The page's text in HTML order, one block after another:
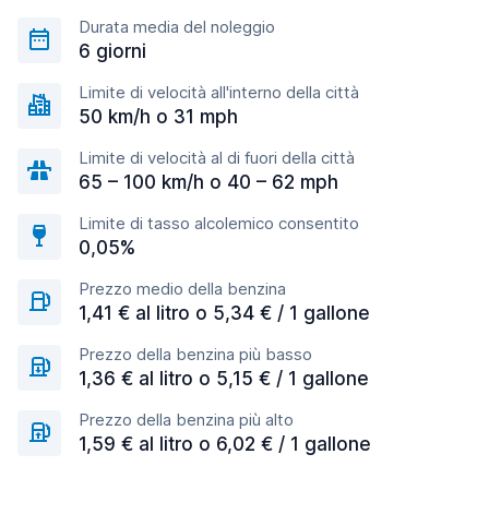
Durata media del noleggio
6 giorni
Limite di velocità all'interno della città
50 km/h o 31 mph
Limite di velocità al di fuori della città
65 – 100 km/h o 40 – 62 mph
Limite di tasso alcolemico consentito
0,05%
Prezzo medio della benzina
1,41 € al litro o 5,34 € / 1 gallone
Prezzo della benzina più basso
1,36 € al litro o 5,15 € / 1 gallone
Prezzo della benzina più alto
1,59 € al litro o 6,02 € / 1 gallone